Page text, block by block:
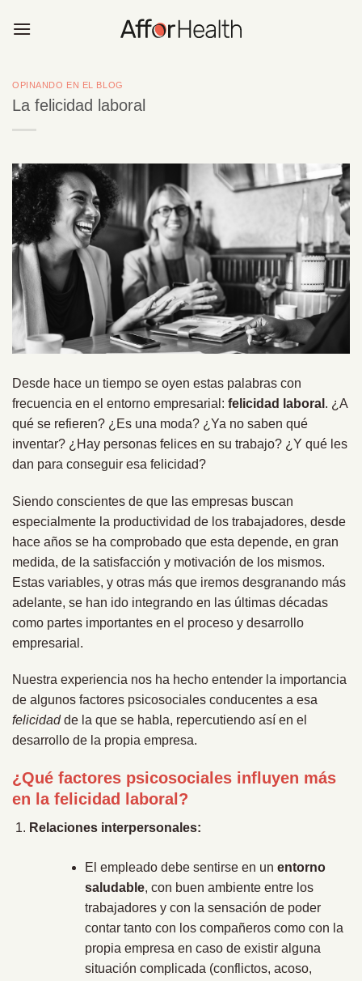
OPINANDO EN EL BLOG
La felicidad laboral
Desde hace un tiempo se oyen estas palabras con
frecuencia en el entorno empresarial: felicidad laboral . ¿A
qué se refieren? ¿Es una moda? ¿Ya no saben qué
inventar? ¿Hay personas felices en su trabajo? ¿Y qué les
dan para conseguir esa felicidad?
Siendo conscientes de que las empresas buscan
especialmente la productividad de los trabajadores, desde
hace años se ha comprobado que esta depende, en gran
medida, de la satisfacción y motivación de los mismos.
Estas variables, y otras más que iremos desgranando más
adelante, se han ido integrando en las últimas décadas
como partes importantes en el proceso y desarrollo
empresarial.
Nuestra experiencia nos ha hecho entender la importancia
de algunos factores psicosociales conducentes a esa
felicidadde la que se habla, repercutiendo así en el
desarrollo de la propia empresa.
¿Qué factores psicosociales influyen más
en la felicidad laboral?
Relaciones interpersonales:
El empleado debe sentirse en un entorno
saludable, con buen ambiente entre los
trabajadores y con la sensación de poder
contar tanto con los compañeros como con la
propia empresa en caso de existir alguna
situación complicada (conflictos, acoso,